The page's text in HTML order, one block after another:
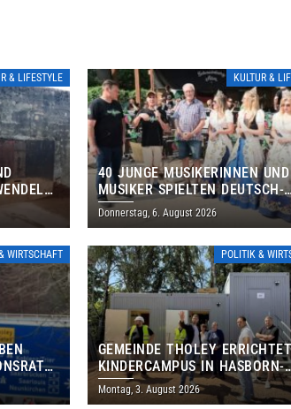
& LIFESTYLE KULTUR &
40 JUNGE MUSIKERINNEN UND
MUSIKER SPIELTEN DEUTSCH-
BRASILIANISCHES
THOLEY
Donnerstag, 6. August 2026
WIRTSCHAFT POLITIK &
GEMEINDE THOLEY
KINDERCAMPUS IN HASBORN-
DAUTWEILER FÜR RUND 8,5
MILLIONEN EURO
Montag, 3. August 2026